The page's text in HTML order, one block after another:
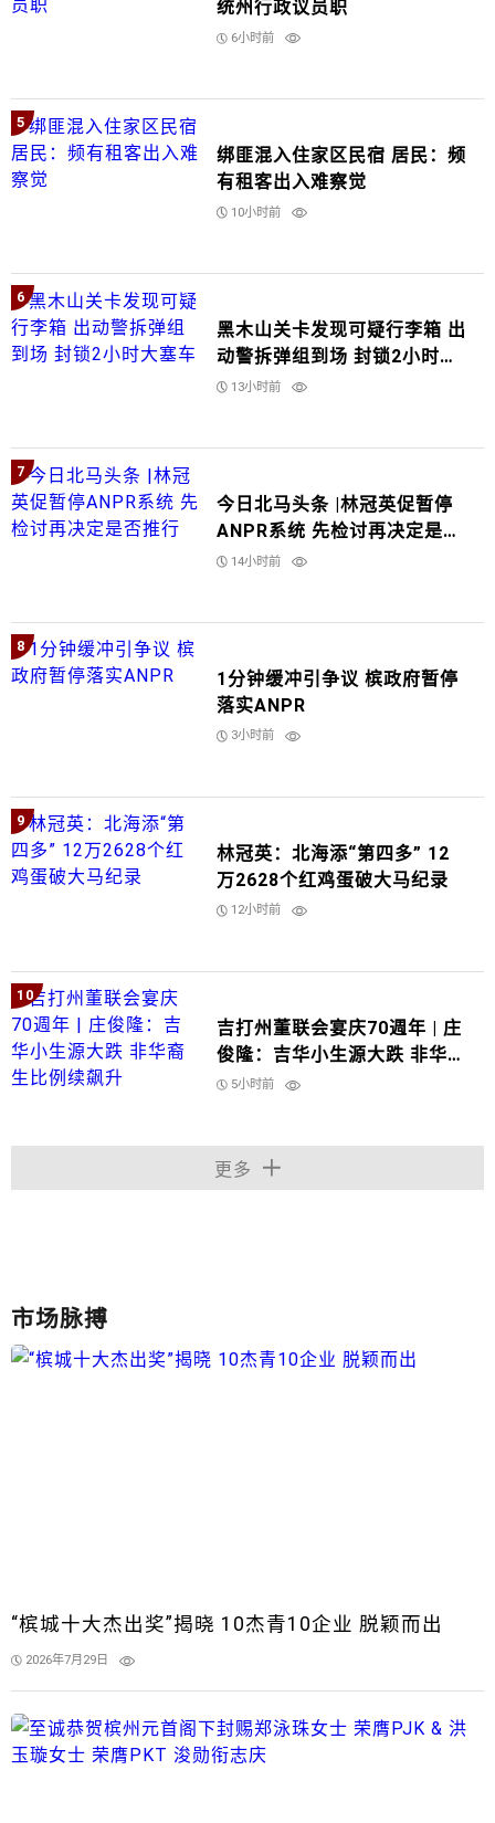
统州行政议员职
6小时前
5
绑匪混入住家区民宿 居民：频
有租客出入难察觉
10小时前
6
黑木山关卡发现可疑行李箱 出
动警拆弹组到场 封锁2小时大
塞车
13小时前
7
今日北马头条 |林冠英促暂停
ANPR系统 先检讨再决定是否
推行
14小时前
8
1分钟缓冲引争议 槟政府暂停
落实ANPR
3小时前
9
林冠英：北海添“第四多” 12
万2628个红鸡蛋破大马纪录
12小时前
10
吉打州董联会宴庆70週年 | 庄
俊隆：吉华小生源大跌 非华裔
生比例续飙升
5小时前
更多
市场脉搏
“槟城十大杰出奖”揭晓 10杰青10企业 脱颖而出
2026年7月29日